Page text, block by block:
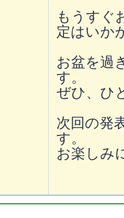
もうすぐ
定はいか
お盆を過
す。
ぜひ、ひ
次回の発
す。
お楽しみ